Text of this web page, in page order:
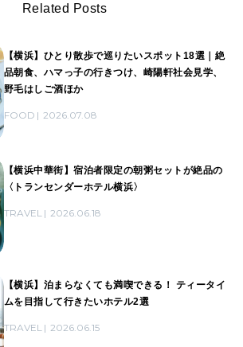
Related Posts
【横浜】ひとり散歩で巡りたいスポット18選｜絶
品朝食、ハマっ子の行きつけ、崎陽軒社会見学、
野毛はしご酒ほか
FOOD 2026.07.08
【横浜中華街】宿泊者限定の朝粥セットが絶品の
〈トランセンダーホテル横浜〉
TRAVEL 2026.06.18
【横浜】泊まらなくても満喫できる！ ティータイ
ムを目指して行きたいホテル2選
TRAVEL 2026.06.15